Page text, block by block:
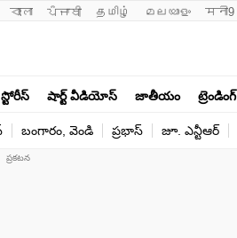
বাংলা ਪੰਜਾਬੀ தமிழ் മലയാളം मनी9
షార్ట్ వీడియోస్ జాతీయం ట్రెండింగ్
బంగారం, వెండి ప్రభాస్ జూ. ఎన్టీఆర్